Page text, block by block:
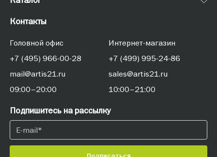
Контакты
Головной офис
+7 (495) 966-00-28
mail@artis21.ru
09:00–20:00
Интернет-магазин
+7 (499) 995-24-86
sales@artis21.ru
10:00–21:00
Подпишитесь на рассылку